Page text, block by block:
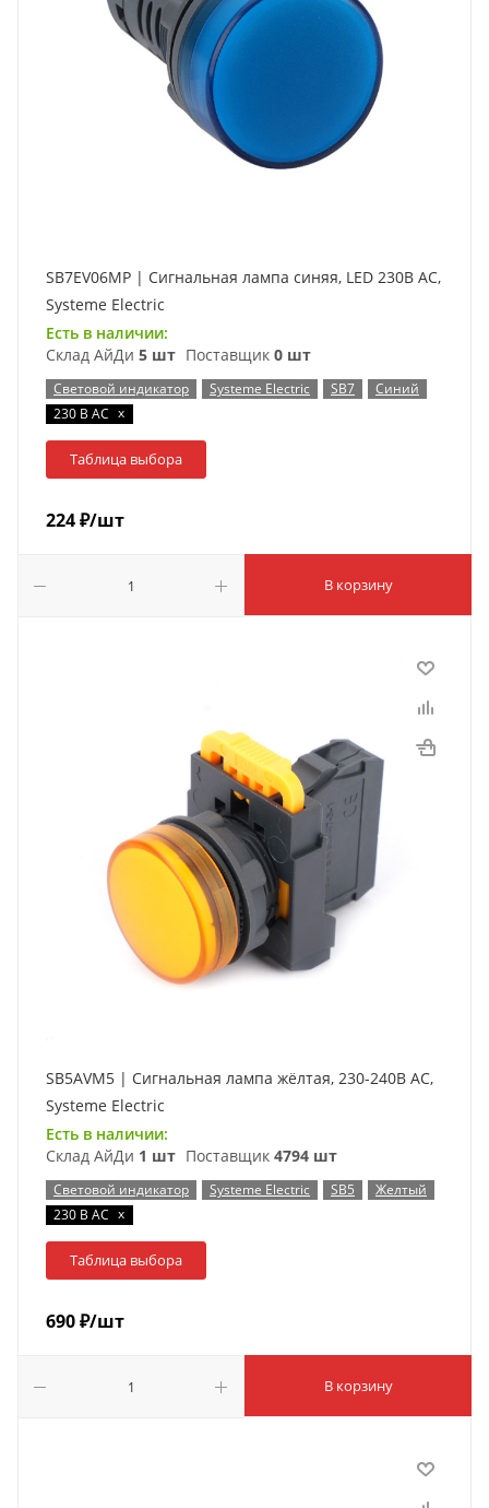
SB7EV06MP | Сигнальная лампа синяя, LED 230В АС,
Systeme Electric
Есть в наличии:
Склад АйДи 5 шт Поставщик 0 шт
Световой индикатор Systeme Electric SB7
Синий
230 В AC x
Таблица выбора
224₽/шт
В корзину
SB5AVM5 | Сигнальная лампа жёлтая, 230-240В АС,
Systeme Electric
Есть в наличии:
Склад АйДи 1 шт Поставщик 4794 шт
Световой индикатор Systeme Electric SB5
Желтый
230 В AC x
Таблица выбора
690₽/шт
В корзину